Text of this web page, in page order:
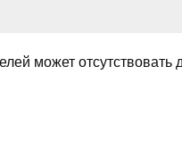
может отсутствовать